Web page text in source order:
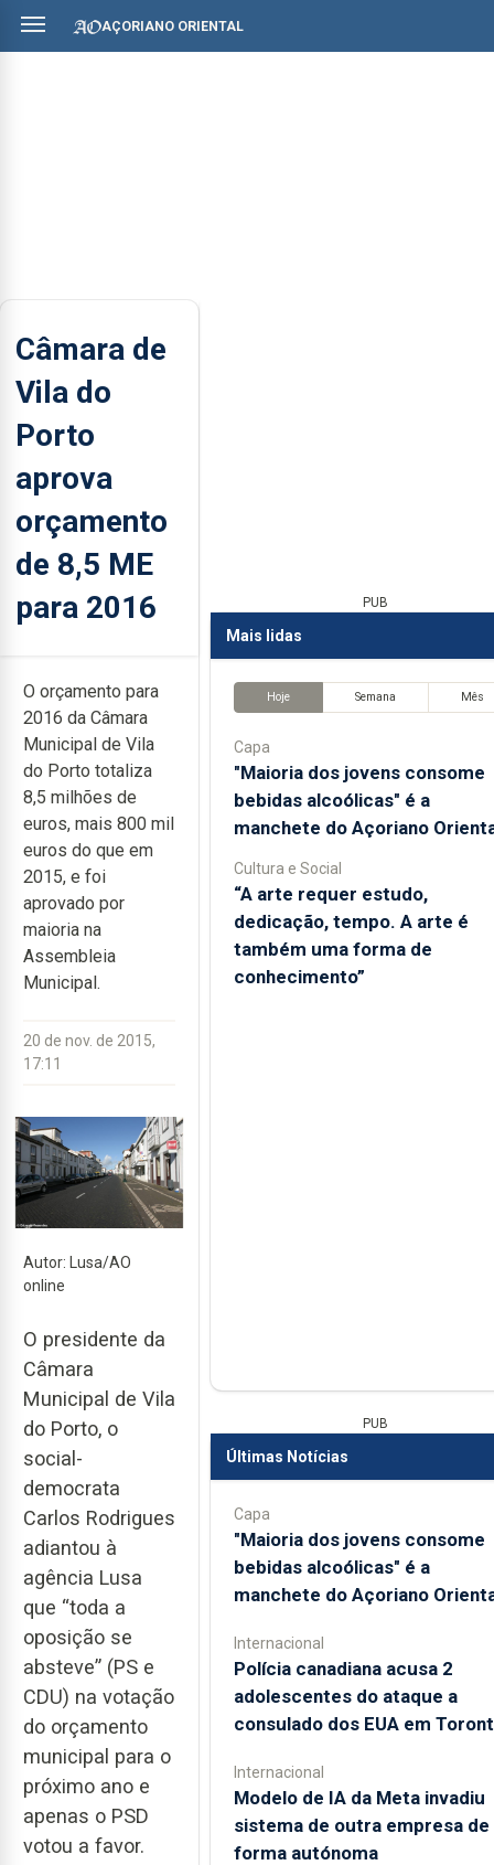
AÇORIANO ORIENTAL
Câmara de
Vila do
Porto
aprova
orçamento
de 8,5 ME
para 2016
O orçamento para
2016 da Câmara
Municipal de Vila
do Porto totaliza
8,5 milhões de
euros, mais 800 mil
euros do que em
2015, e foi
aprovado por
maioria na
Assembleia
Municipal.
20 de nov. de 2015,
17:11
Autor: Lusa/AO
online
O presidente da
Câmara
Municipal de Vila
do Porto, o
social-
democrata
Carlos Rodrigues
adiantou à
agência Lusa
que “toda a
oposição se
absteve” (PS e
CDU) na votação
do orçamento
municipal para o
próximo ano e
apenas o PSD
votou a favor.
PUB
Mais lidas
Hoje Semana Mês
Capa
"Maioria dos jovens consome
bebidas alcoólicas" é a
manchete do Açoriano
Cultura e Social
“A arte requer estudo,
dedicação, tempo. A arte é
também uma forma de
conhecimento”
PUB
Últimas Notícias
Capa
"Maioria dos jovens consome
bebidas alcoólicas" é a
manchete do Açoriano
Internacional
Polícia canadiana acusa 2
adolescentes do ataque a
consulado dos EUA em
Internacional
Modelo de IA da Meta invadiu
sistema de outra empresa de
forma autónoma